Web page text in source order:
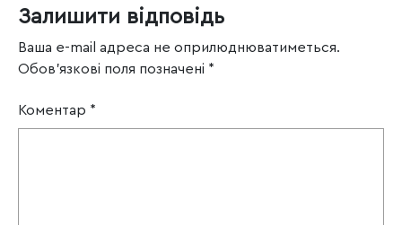
Залишити відповідь
Ваша e-mail адреса не оприлюднюватиметься.
Обов’язкові поля позначені *
Коментар *